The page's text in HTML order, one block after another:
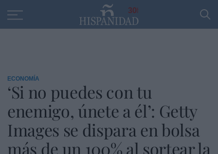
30
ECONOMÍA
‘Si no puedes con tu
enemigo, únete a él’: Getty
Images se dispara en bolsa
más de un 100% al sortear la